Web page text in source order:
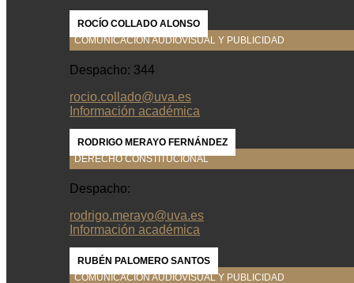
ROCÍO COLLADO ALONSO
COMUNICACIÓN AUDIOVISUAL Y PUBLICIDAD
Despacho: 344
rocio.collado@uva.es
Información académica
RODRIGO MERAYO FERNÁNDEZ
DERECHO CONSTITUCIONAL
Despacho:
rodrigo.merayo@uva.es
Información académica
RUBÉN PALOMERO SANTOS
COMUNICACIÓN AUDIOVISUAL Y PUBLICIDAD